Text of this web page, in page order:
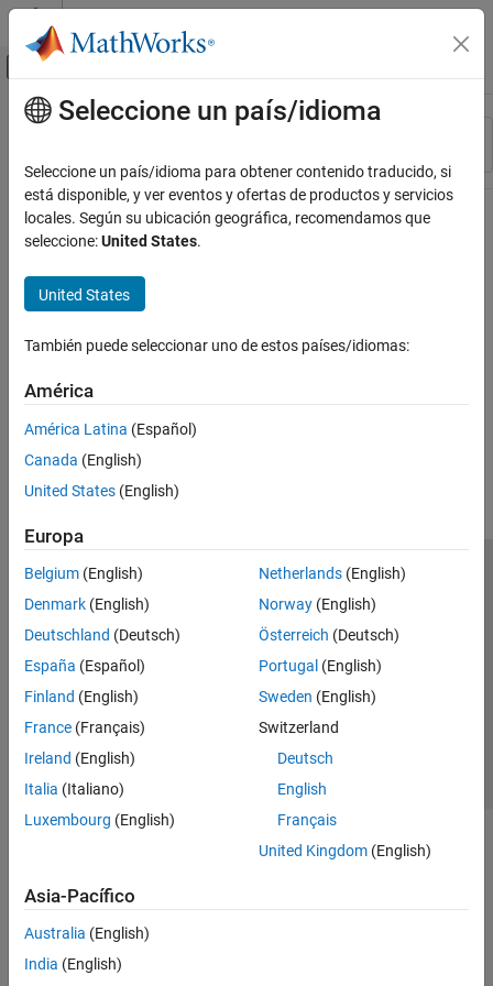
Saltar al contenido
Mostrar/ocultar menú de navegación
Recurso
Contenido principal
Seleccione un país/idioma
Seleccione un país/idioma para obtener contenido traducido, si
está disponible, y ver eventos y ofertas de productos y servicios
locales. Según su ubicación geográfica, recomendamos que
seleccione:United States.
United States
También puede seleccionar uno de estos países/idiomas:
América
América Latina (Español)
Canada (English)
United States (English)
Europa
Belgium (English)
Denmark (English)
Deutschland (Deutsch)
España (Español)
Finland (English)
France (Français)
Ireland (English)
Italia (Italiano)
Luxembourg (English)
Netherlands(English)
Norway(English)
Österreich (Deutsch)
Portugal (English)
Sweden (English)
Switzerland
Deutsch
English
Français
United Kingdom(English)
Asia-Pacífico
Australia (English)
India (English)
Centro de confianza
Marcas comerciales
Política de privacidad
Antipiratería
Estado de las aplicaciones
Información de contacto
© 1994-2026 The MathWorks, Inc.